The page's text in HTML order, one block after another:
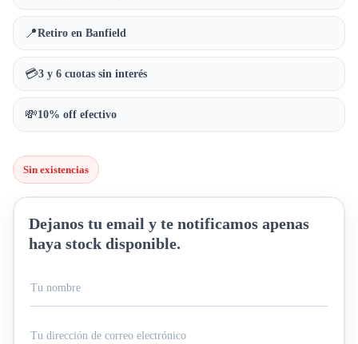
📍Retiro en Banfield
💳3 y 6 cuotas sin interés
💸10% off efectivo
Sin existencias
Dejanos tu email y te notificamos apenas
haya stock disponible.